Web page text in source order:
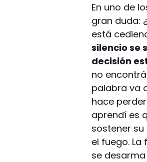
En uno de
gran duda:
está
silencio se
decisión
no
palabra va
hace
aprendí es
sostener
el fuego.
se desarma